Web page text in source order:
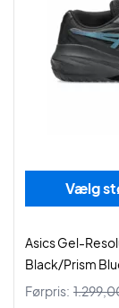
Asics Gel-
Black/Prism
Førpris: